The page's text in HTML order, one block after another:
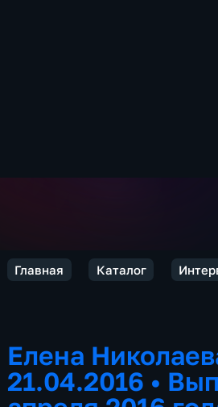
Главная Каталог
Елена
21.04.2016 •